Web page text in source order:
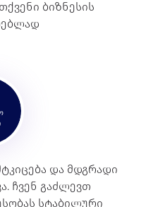
ბიზნესის
და მდგრადი
ჩვენ გაძლევთ
სტაბილური